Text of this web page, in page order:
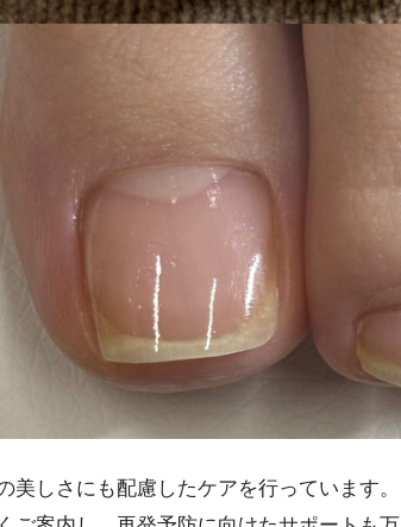
しさにも配慮したケアを行っています。